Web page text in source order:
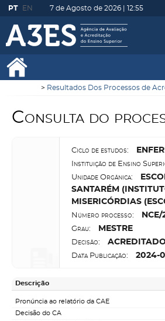
PT EN 7 de Agosto de 2026 | 12:55
Resultados Dos Processos de
Consulta do
Ciclo de estudos: E
Instituição de Ensino
Unidade Orgânica: E
SANTARÉM
MISERICÓRDIAS
Número processo: N CE/
Grau: M ESTRE
Decisão: A
Data Publicação: 2024-
Descrição
Pronúncia ao relatório da CAE
Decisão do CA